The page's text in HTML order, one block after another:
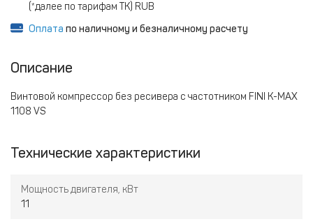
(*далее по тарифам ТК) RUB
Оплата по наличному и безналичному расчету
Описание
Винтовой компрессор без ресивера с частотником FINI K-MAX
1108 VS
Технические характеристики
Мощность двигателя, кВт
11